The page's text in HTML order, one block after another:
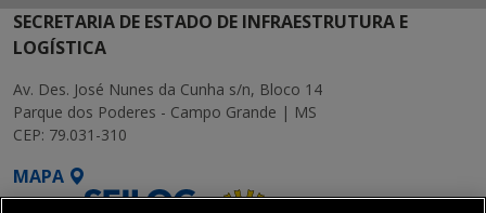
SECRETARIA DE ESTADO DE INFRAESTRUTURA E
LOGÍSTICA
Av. Des. José Nunes da Cunha s/n, Bloco 14
Parque dos Poderes - Campo Grande | MS
CEP: 79.031-310
MAPA